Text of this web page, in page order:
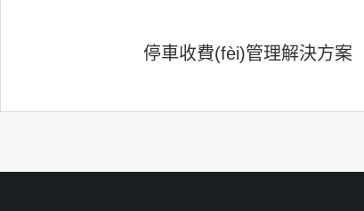
停車收費(fèi)管理解決方案